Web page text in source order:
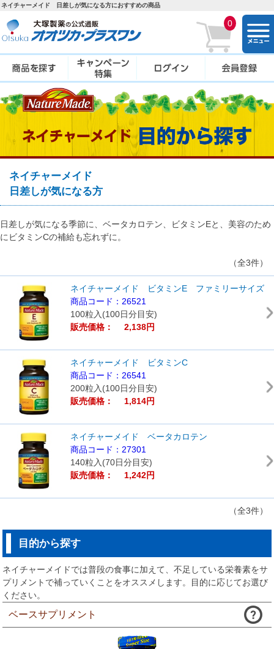
ネイチャーメイド 日差しが気になる方におすすめの商品
0
ネイチャーメイド
日差しが気になる方
日差しが気になる季節に、ベータカロテン、ビタミンEと、美容のため
にビタミンCの補給も忘れずに。
（全3件）
ネイチャーメイド ビタミンE ファミリーサイズ
商品コード：26521
100粒入(100日分目安)
販売価格： 2,138円
ネイチャーメイド ビタミンC
商品コード：26541
200粒入(100日分目安)
販売価格： 1,814円
ネイチャーメイド ベータカロテン
商品コード：27301
140粒入(70日分目安)
販売価格： 1,242円
（全3件）
目的から探す
ネイチャーメイドでは普段の食事に加えて、不足している栄養素をサ
プリメントで補っていくことをオススメします。目的に応じてお選び
ください。
ベースサプリメント